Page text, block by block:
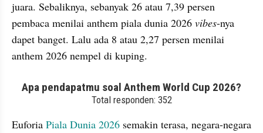
juara. Sebaliknya, sebanyak 26 atau 7,39 persen
pembaca menilai anthem piala dunia 2026 vibes-nya
dapet banget. Lalu ada 8 atau 2,27 persen menilai
anthem 2026 nempel di kuping.
embed from external kumparan
Euforia Piala Dunia 2026 semakin terasa, negara-negara